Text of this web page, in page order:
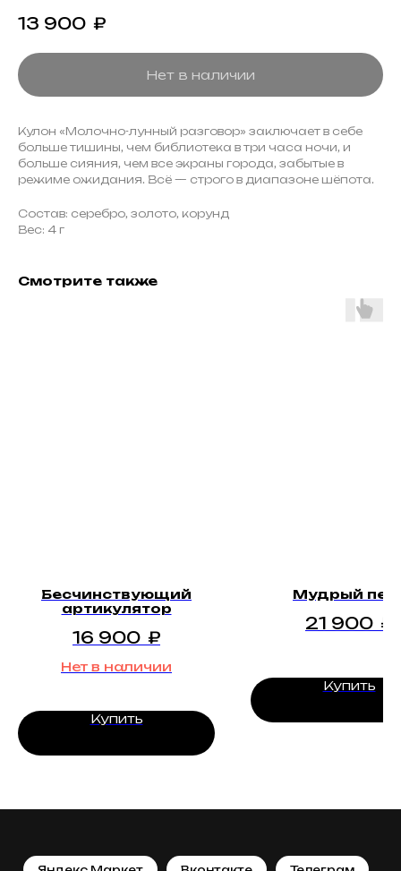
13 900 ₽
Нет в наличии
Кулон «Молочно-лунный разговор» заключает в себе
больше тишины, чем библиотека в три часа ночи, и
больше сияния, чем все экраны города, забытые в
режиме ожидания. Всё — строго в диапазоне шёпота.
Состав: серебро, золото, корунд
Вес: 4 г
Смотрите также
Бесчинствующий
артикулятор
16 900 ₽
Нет в наличии
Купить
Мудрый
21 900 ₽
Купить